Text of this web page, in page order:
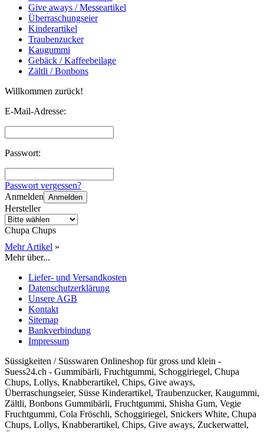
Give aways / Messeartikel
Überraschungseier
Kinderartikel
Traubenzucker
Kaugummi
Gebäck / Kaffeebeilage
Zältli / Bonbons
Willkommen zurück!
E-Mail-Adresse:
Passwort:
Passwort vergessen?
Anmelden Anmelden
Hersteller
Chupa Chups
Mehr Artikel »
Mehr über...
Liefer- und Versandkosten
Datenschutzerklärung
Unsere AGB
Kontakt
Sitemap
Bankverbindung
Impressum
Süssigkeiten / Süsswaren Onlineshop für gross und klein -
Suess24.ch - Gummibärli, Fruchtgummi, Schoggiriegel, Chupa
Chups, Lollys, Knabberartikel, Chips, Give aways,
Überraschungseier, Süsse Kinderartikel, Traubenzucker, Kaugummi,
Zältli, Bonbons Gummibärli, Fruchtgummi, Shisha Gum, Vegie
Fruchtgummi, Cola Fröschli, Schoggiriegel, Snickers White, Chupa
Chups, Lollys, Knabberartikel, Chips, Give aways, Zuckerwattel,